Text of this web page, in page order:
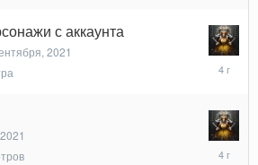
с аккаунта
2021
17
10